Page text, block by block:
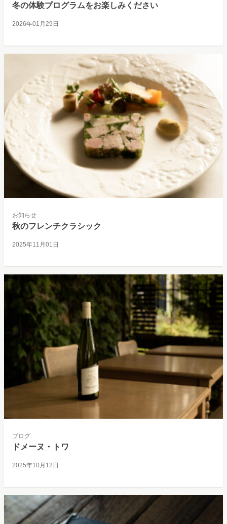
冬の体験プログラムをお楽しみください
2026年01月29日
お知らせ
秋のフレンチクラシック
2025年11月01日
ブログ
ドメーヌ・トワ
2025年10月12日